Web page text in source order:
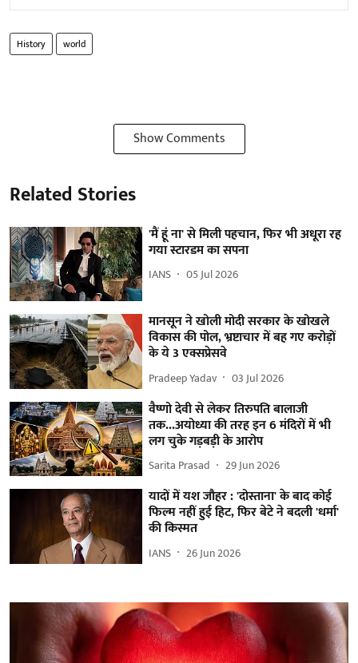
History world
Show Comments
Related Stories
'मैं हूं ना' से मिली पहचान, फिर भी अधूरा रह
गया स्टारडम का सपना
IANS 05 Jul 2026
मानसून ने खोली मोदी सरकार के खोखले
विकास की पोल, भ्रष्टाचार में बह गए करोड़ों
के ये 3 एक्सप्रेसवे
Pradeep Yadav 03 Jul 2026
वैष्णो देवी से लेकर तिरुपति बालाजी
तक...अयोध्या की तरह इन 6 मंदिरों में भी
लग चुके गड़बड़ी के आरोप
Sarita Prasad 29 Jun 2026
यादों में यश जौहर : 'दोस्ताना' के बाद कोई
फिल्म नहीं हुई हिट, फिर बेटे ने बदली 'धर्मा'
की किस्मत
IANS 26 Jun 2026